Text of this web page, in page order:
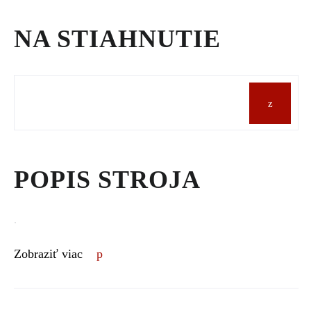
NA STIAHNUTIE
POPIS STROJA
.
Zobraziť viac